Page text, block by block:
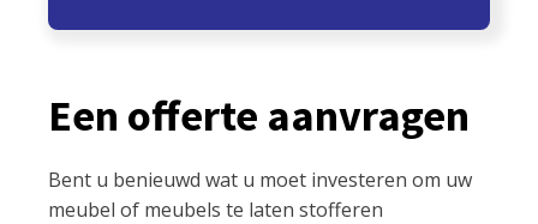
Een offerte aanvragen
Bent u benieuwd wat u moet investeren om uw
meubel of meubels te laten stofferen